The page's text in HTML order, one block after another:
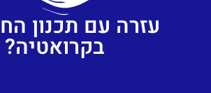
עזרה עם תכנון
בקרואטיה?